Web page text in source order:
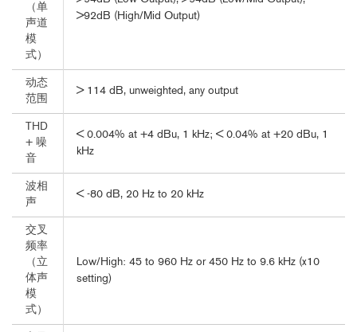
（单
声道
模
式）
>92dB (High/Mid Output)
动态
范围
> 114 dB, unweighted, any output
THD
+ 噪
音
< 0.004% at +4 dBu, 1 kHz; < 0.04% at +20 dBu, 1
kHz
波相
声
< -80 dB, 20 Hz to 20 kHz
交叉
频率
（立
体声
模
式）
Low/High: 45 to 960 Hz or 450 Hz to 9.6 kHz (x10
setting)